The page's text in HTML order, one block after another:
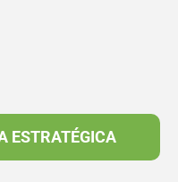
ESTRATÉGICA